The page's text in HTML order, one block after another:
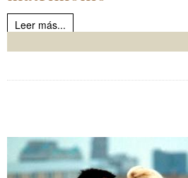
Leer más...